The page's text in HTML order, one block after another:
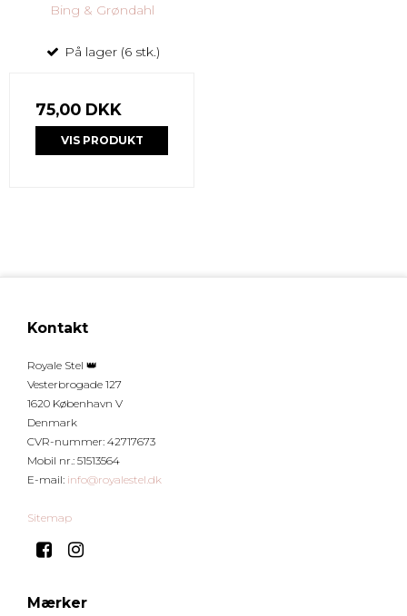
Bing & Grøndahl
På lager (6 stk.)
75,00 DKK
VIS PRODUKT
Kontakt
Royale Stel 👑
Vesterbrogade 127
1620 København V
Denmark
CVR-nummer: 42717673
Mobil nr.: 51513564
E-mail: info@royalestel.dk
Sitemap
Mærker